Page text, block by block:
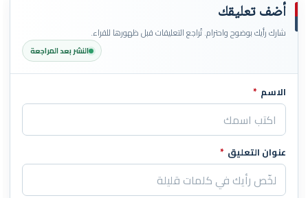
أضف تعليقك
شارك رأيك بوضوح واحترام. تُراجع التعليقات قبل ظهورها للقراء.
النشر بعد المراجعة
اترك هذا الحقل فارغاً
الاسم *
عنوان التعليق *